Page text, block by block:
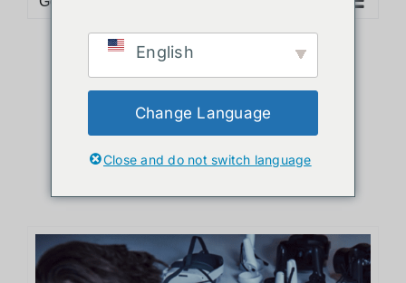
Sort byDefault Order
Show12 Products
English
Change Language
Close and do not switch language